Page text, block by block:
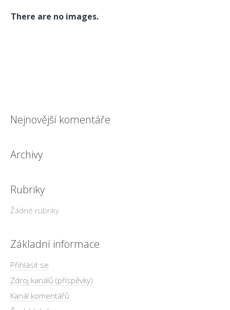
There are no images.
Nejnovější komentáře
Archivy
Rubriky
Žádné rubriky
Základní informace
Přihlásit se
Zdroj kanálů (příspěvky)
Kanál komentářů